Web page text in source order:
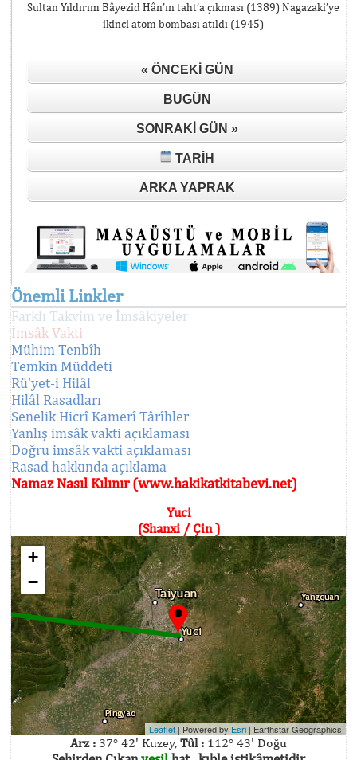
Sultan Yıldırım Bâyezid Hân’ın taht’a çıkması (1389) Nagazaki’ye
ikinci atom bombası atıldı (1945)
« ÖNCEKI GÜN
BUGÜN
SONRAKI GÜN »
TARIH
ARKA YAPRAK
Önemli Linkler
Farklı Takvim ve İmsâkiyeler
İmsâk Vakti
Mühim Tenbîh
Temkin Müddeti
Rü'yet-i Hilâl
Hilâl Rasadları
Senelik Hicrî Kamerî Târîhler
Yanlış imsâk vakti açıklaması
Doğru imsâk vakti açıklaması
Rasad hakkında açıklama
Namaz Nasıl Kılınır (www.hakikatkitabevi.net)
Yuci
(Shanxi / Çin )
+
−
Leaflet | Powered by Esri | Earthstar Geographics
Arz : 37° 42' Kuzey, Tûl : 112° 43' Doğu